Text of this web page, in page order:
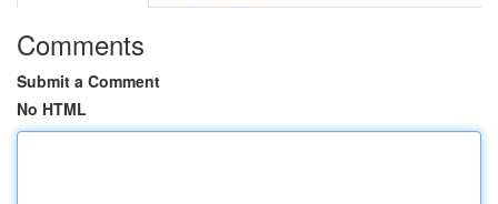
Comments
Submit a Comment
No HTML